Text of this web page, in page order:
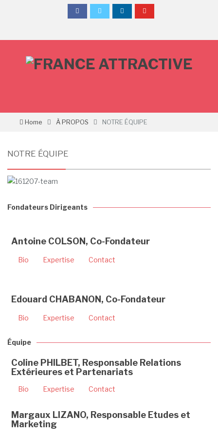
Home À PROPOS NOTRE ÉQUIPE
NOTRE ÉQUIPE
Fondateurs Dirigeants
Antoine COLSON, Co-Fondateur
Bio Expertise Contact
Edouard CHABANON, Co-Fondateur
Bio Expertise Contact
Équipe
Coline PHILBET, Responsable Relations
Extérieures et Partenariats
Bio Expertise Contact
Margaux LIZANO, Responsable Etudes et
Marketing